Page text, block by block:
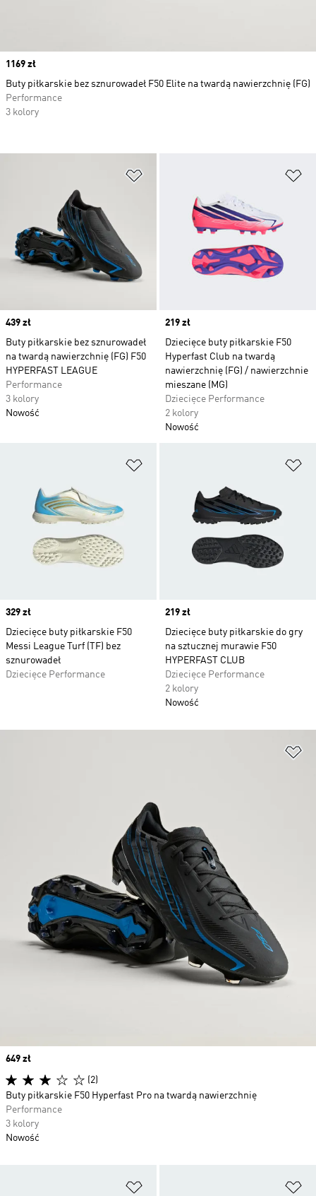
Price
439 zł
Buty piłkarskie bez sznurowadeł
na twardą nawierzchnię (FG) F50
HYPERFAST LEAGUE
Performance
3 kolory
Nowość
Price
219 zł
Dziecięce buty piłkarskie F50
Hyperfast Club na twardą
nawierzchnię (FG) / nawierzchnie
mieszane (MG)
Dziecięce Performance
2 kolory
Nowość
Price
329 zł
Dziecięce buty piłkarskie F50
Messi League Turf (TF) bez
sznurowadeł
Dziecięce Performance
Price
219 zł
Dziecięce buty piłkarskie do gry
na sztucznej murawie F50
HYPERFAST CLUB
Dziecięce Performance
2 kolory
Nowość
Price
1169 zł
Buty piłkarskie bez sznurowadeł F50 Elite na twardą nawierzchnię (FG)
Performance
3 kolory
Price
649 zł
(2)
Buty piłkarskie F50 Hyperfast Pro na twardą nawierzchnię
Performance
3 kolory
Nowość